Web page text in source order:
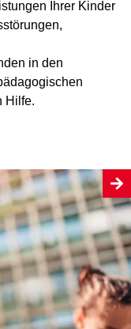
Ihrer Kinder
in den
Hilfe.